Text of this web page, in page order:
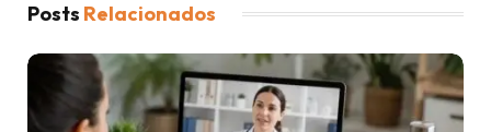
Posts Relacionados